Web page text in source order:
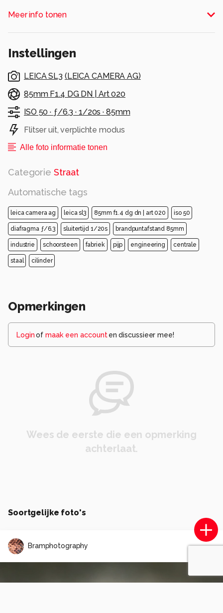
Alle rechten voorbehouden
Meer info tonen
Instellingen
LEICA SL3 (LEICA CAMERA AG)
85mm F1.4 DG DN | Art 020
ISO 50 · ƒ/6.3 · 1/20s ·85mm
Flitser uit, verplichte modus
Alle foto informatie tonen
Categorie Straat
Automatische tags
leica camera ag leica sl3 85mm f1.4 dg dn | art 020 iso 50
diafragma ƒ/6.3 sluitertijd 1/20s brandpuntafstand 85mm
industrie schoorsteen fabriek pijp engineering centrale
staal cilinder
Opmerkingen
Loginof maak een account en discussieer mee!
Wees de eerste die een opmerking
achterlaat.
Soortgelijke foto's
Bramphotography